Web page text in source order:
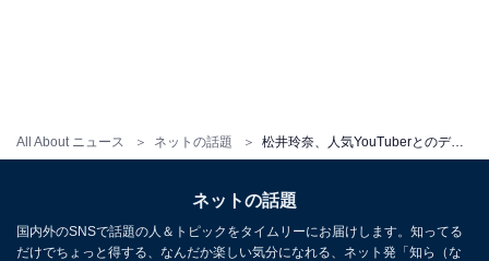
All About ニュース ネットの話題 松井玲奈、人気YouTuberとのディズニーデートで「やりたいことリスト」達成！ 「かわいすぎ」「キュンMAX」
ネットの話題
国内外のSNSで話題の人＆トピックをタイムリーにお届けします。知ってる
だけでちょっと得する、なんだか楽しい気分になれる、ネット発「知ら（な